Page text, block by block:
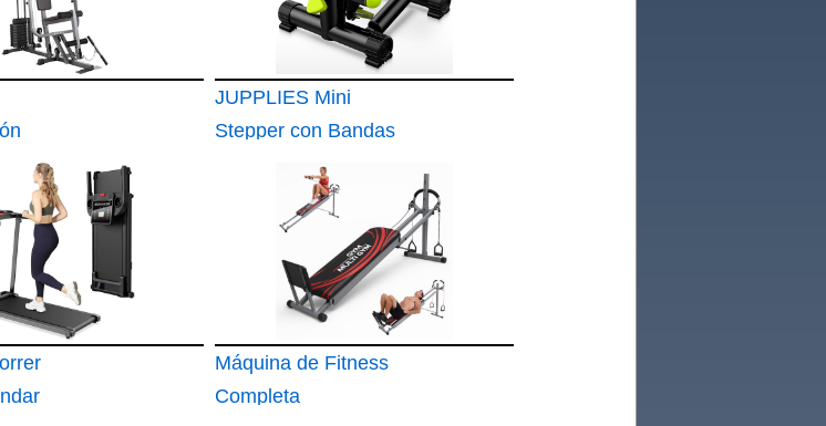
JUPPLIES Mini
Stepper con Bandas
Elásticas Stepper
Fitness de Acero
Máquina de Fitness
Completa